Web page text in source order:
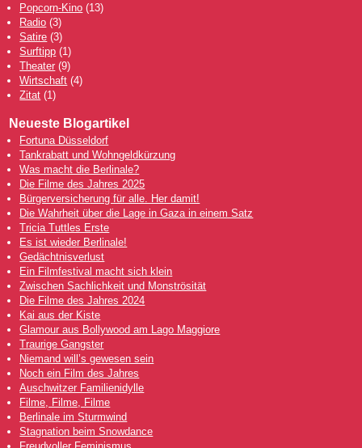
Popcorn-Kino (13)
Radio (3)
Satire (3)
Surftipp (1)
Theater (9)
Wirtschaft (4)
Zitat (1)
Neueste Blogartikel
Fortuna Düsseldorf
Tankrabatt und Wohngeldkürzung
Was macht die Berlinale?
Die Filme des Jahres 2025
Bürgerversicherung für alle. Her damit!
Die Wahrheit über die Lage in Gaza in einem Satz
Tricia Tuttles Erste
Es ist wieder Berlinale!
Gedächtnisverlust
Ein Filmfestival macht sich klein
Zwischen Sachlichkeit und Monströsität
Die Filme des Jahres 2024
Kai aus der Kiste
Glamour aus Bollywood am Lago Maggiore
Traurige Gangster
Niemand will’s gewesen sein
Noch ein Film des Jahres
Auschwitzer Familienidylle
Filme, Filme, Filme
Berlinale im Sturmwind
Stagnation beim Snowdance